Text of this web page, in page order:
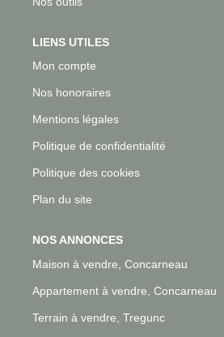
LIENS UTILES
Mon compte
Nos honoraires
Mentions légales
Politique de confidentialité
Politique des cookies
Plan du site
NOS ANNONCES
Maison à vendre, Concarneau
Appartement à vendre, Concarneau
Terrain à vendre, Tregunc